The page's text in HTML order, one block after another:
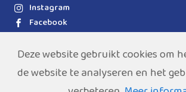
Instagram
Facebook
WhatsApp
Deze website gebruikt cookies om
de website te analyseren en het